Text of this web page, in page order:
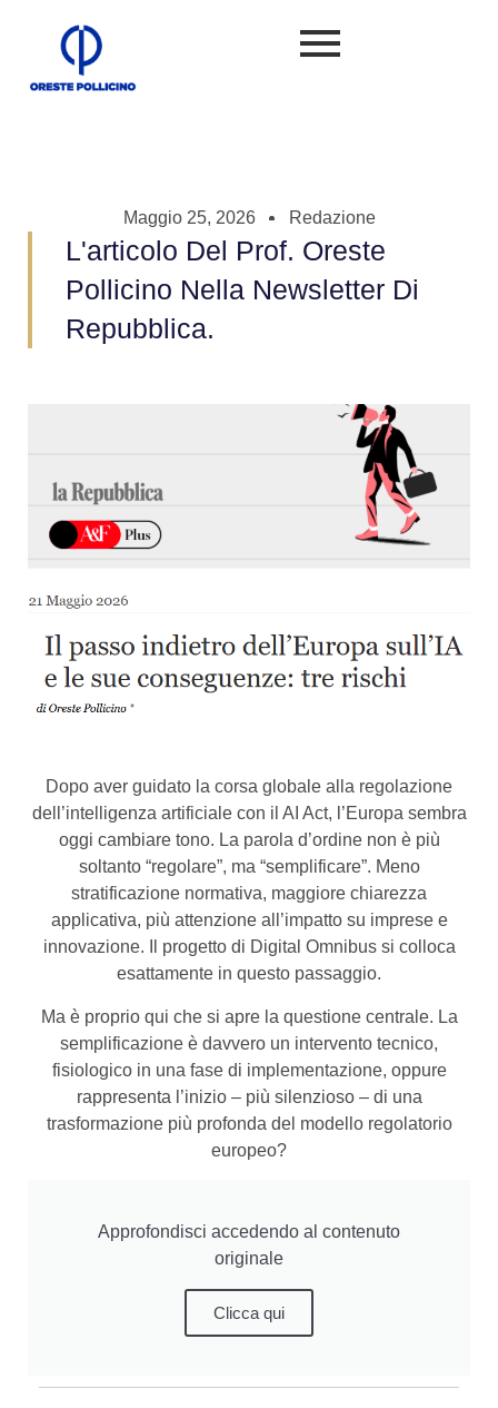
Maggio 25, 2026 Redazione
L'articolo Del Prof. Oreste
Pollicino Nella Newsletter Di
Repubblica.
Dopo aver guidato la corsa globale alla regolazione
dell’intelligenza artificiale con il AI Act, l’Europa sembra
oggi cambiare tono. La parola d’ordine non è più
soltanto “regolare”, ma “semplificare”. Meno
stratificazione normativa, maggiore chiarezza
applicativa, più attenzione all’impatto su imprese e
innovazione. Il progetto di Digital Omnibus si colloca
esattamente in questo passaggio.
Ma è proprio qui che si apre la questione centrale. La
semplificazione è davvero un intervento tecnico,
fisiologico in una fase di implementazione, oppure
rappresenta l’inizio – più silenzioso – di una
trasformazione più profonda del modello regolatorio
europeo?
Approfondisci accedendo al contenuto
originale
Clicca qui